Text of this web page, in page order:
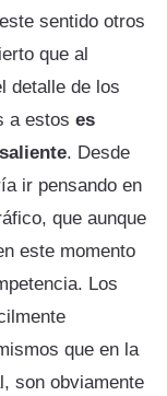
sentido otros
que al
detalle de los
a estos es
. Desde
ir pensando en
que aunque
este momento
Los
que en la
son obviamente